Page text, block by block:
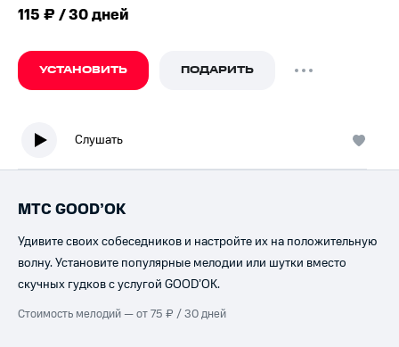
115 ₽ / 30 дней
УСТАНОВИТЬ ПОДАРИТЬ
Слушать
МТС GOOD’OK
Удивите своих собеседников и настройте их на положительную
волну. Установите популярные мелодии или шутки вместо
скучных гудков с услугой GOOD’OK.
Стоимость мелодий — от 75 ₽ / 30 дней